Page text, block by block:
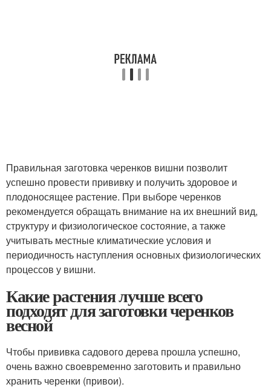
Правильная заготовка черенков вишни позволит
успешно провести прививку и получить здоровое и
плодоносящее растение. При выборе черенков
рекомендуется обращать внимание на их внешний вид,
структуру и физиологическое состояние, а также
учитывать местные климатические условия и
периодичность наступления основных физиологических
процессов у вишни.
Какие растения лучше всего
подходят для заготовки черенков
весной
Чтобы прививка садового дерева прошла успешно,
очень важно своевременно заготовить и правильно
хранить черенки (привои).